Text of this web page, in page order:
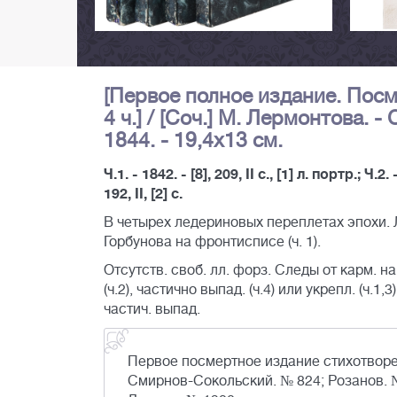
[Первое полное издание.
4 ч.] / [Соч.] М. Лермонтова. -
1844. - 19,4х13 см.
Ч.1. - 1842. - [8], 209, II с., [1] л. портр.;
192, II, [2] с.
В четырех ледериновых переплетах
Горбунова на фронтисписе (ч. 1).
Отсутств. своб. лл. форз. Следы от карм.
(ч.2), частично выпад. (ч.4) или укрепл.
частич. выпад.
Первое посмертное издание
Смирнов-Сокольский. № 824; Розанов.